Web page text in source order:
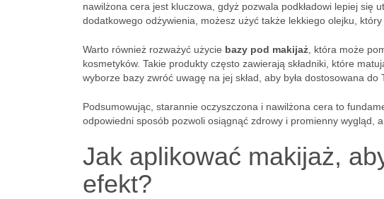
nawilżona cera jest kluczowa, gdyż pozwala podkładowi lepiej się
dodatkowego odżywienia, możesz użyć także lekkiego olejku, który
Warto również rozważyć użycie bazy pod makijaż , która może
kosmetyków. Takie produkty często zawierają składniki, które
wyborze bazy zwróć uwagę na jej skład, aby była dostosowana do
Podsumowując, starannie oczyszczona i nawilżona cera to
odpowiedni sposób pozwoli osiągnąć zdrowy i promienny wygląd,
Jak aplikować makijaż,
efekt?